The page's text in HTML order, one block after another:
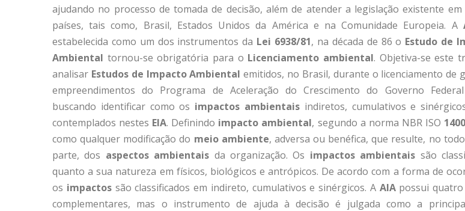
ajudando no processo de tomada de decisão, além de atender a legislação existente
países, tais como, Brasil, Estados Unidos da América e na Comunidade Europeia. A
estabelecida como um dos instrumentos da Lei 6938/81, na década de 86 o Estudo de
Ambiental tornou-se obrigatória para o Licenciamento ambiental. Objetiva-se este
analisar Estudos de Impacto Ambiental emitidos, no Brasil, durante o licenciamento de
empreendimentos do Programa de Aceleração do Crescimento do Governo Federal
buscando identificar como os impactos ambientais indiretos, cumulativos e
contemplados nestes EIA. Definindo impacto ambiental, segundo a norma NBR ISO
como qualquer modificação do meio ambiente, adversa ou benéfica, que resulte, no
parte, dos aspectos ambientais da organização. Os impactos ambientais são
quanto a sua natureza em físicos, biológicos e antrópicos. De acordo com a forma de
os impactossão classificados em indireto, cumulativos e sinérgicos. A AIApossui quatro
complementares, mas o instrumento de ajuda à decisão é julgada como a